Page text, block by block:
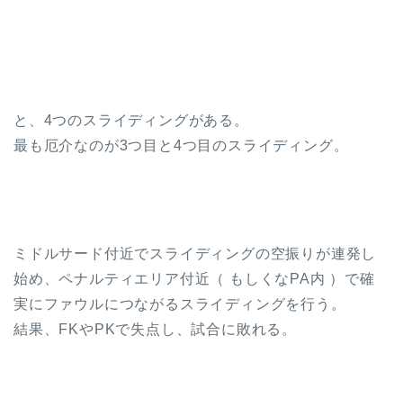
と、4つのスライディングがある。
最も厄介なのが3つ目と4つ目のスライディング。
ミドルサード付近でスライディングの空振りが連発し
始め、ペナルティエリア付近（ もしくなPA内 ）で確
実にファウルにつながるスライディングを行う。
結果、FKやPKで失点し、試合に敗れる。